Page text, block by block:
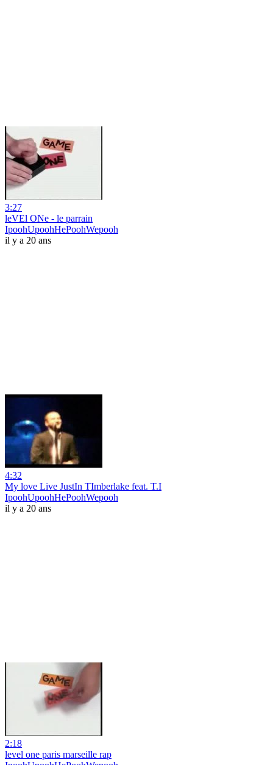
3:27
leVEl ONe - le parrain
IpoohUpoohHePoohWepooh
il y a 20 ans
4:32
My love Live JustIn TImberlake feat. T.I
IpoohUpoohHePoohWepooh
il y a 20 ans
2:18
level one paris marseille rap